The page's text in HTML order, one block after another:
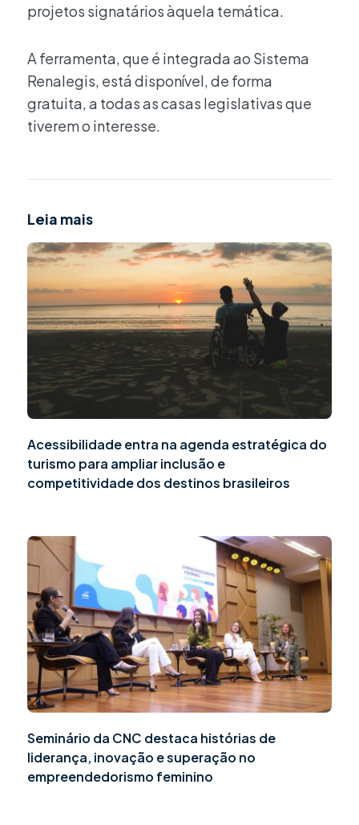
projetos signatários àquela temática.
A ferramenta, que é integrada ao Sistema
Renalegis, está disponível, de forma
gratuita, a todas as casas legislativas que
tiverem o interesse.
Leia mais
Acessibilidade entra na agenda estratégica do
turismo para ampliar inclusão e
competitividade dos destinos brasileiros
Seminário da CNC destaca histórias de
liderança, inovação e superação no
empreendedorismo feminino